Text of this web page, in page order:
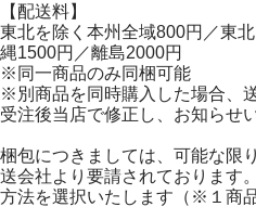
【配送料】
東北を除く本州全域800円／東
縄1500円／離島2000円
※同一商品のみ同梱可能
※別商品を同時購入した場合、
受注後当店で修正し、お知らせ
梱包につきましては、可能な限
送会社より要請されております
方法を選択いたします（※１商